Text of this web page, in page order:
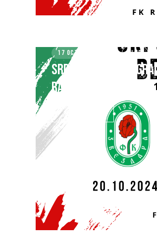
17 OCTOBER 2024 KLUB
SRPSKA LIGA –
RAVNA GORA BARAJEVO
SAZNAJ VIŠE